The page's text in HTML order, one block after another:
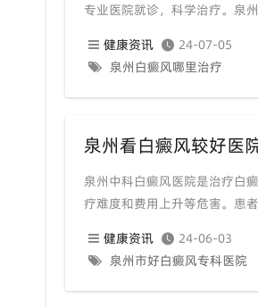
专业医院就诊，科学治疗。泉
健康资讯
24-07-05
泉州白癜风哪里治疗
泉州看白癜风较好医
泉州中科白癜风医院是治疗白
疗难度和费用上升等危害。患
健康资讯
24-06-03
泉州市好白癜风专科医院